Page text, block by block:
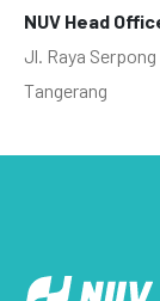
NUV Head
Jl. Raya
Tangerang